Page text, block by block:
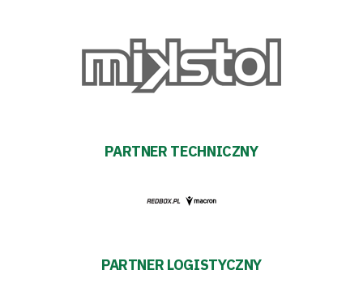
PARTNER TECHNICZNY
PARTNER LOGISTYCZNY